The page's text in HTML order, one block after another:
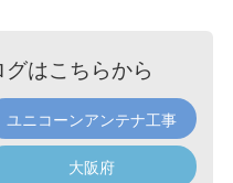
はこちらから
ユニコーンアンテナ工事
大阪府